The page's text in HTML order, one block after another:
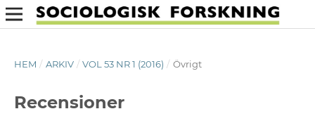
HEM / ARKIV / VOL 53 NR 1 (2016) / Övrigt
Recensioner